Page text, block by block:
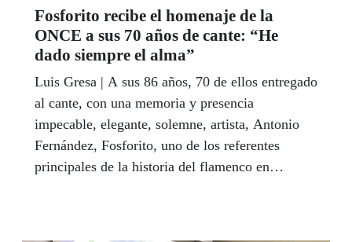
Fosforito recibe el homenaje de la
ONCE a sus 70 años de cante: “He
dado siempre el alma”
Luis Gresa | A sus 86 años, 70 de ellos entregado
al cante, con una memoria y presencia
impecable, elegante, solemne, artista, Antonio
Fernández, Fosforito, uno de los referentes
principales de la historia del flamenco en